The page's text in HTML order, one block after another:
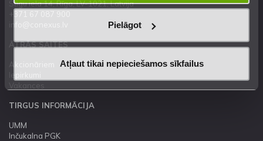
Pielāgot
Atļaut tikai nepieciešamos sīkfailus
Stigu iela 14, Rīga, LV-1021, Latvija
ĀTRĀS SAITES
TIRGUS INFORMĀCIJA
UMM
Inčukalna PGK